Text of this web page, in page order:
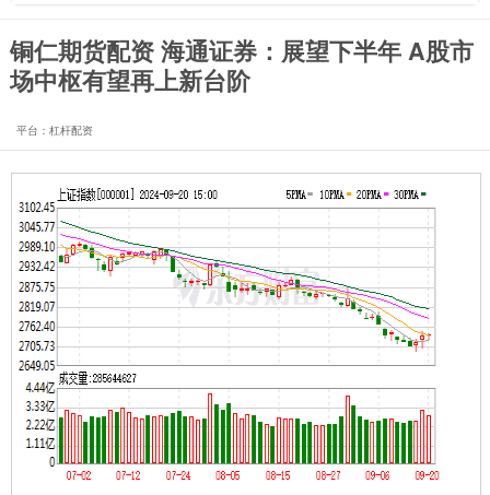
铜仁期货配资 海通证券：展望下半年 A股市
场中枢有望再上新台阶
平台：杠杆配资